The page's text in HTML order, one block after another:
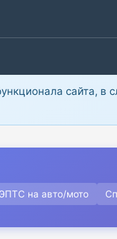
сайта,
на авто/мото